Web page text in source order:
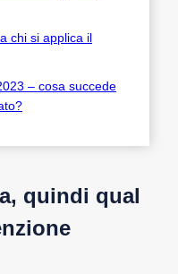
chi si applica il
– cosa succede
quindi qual